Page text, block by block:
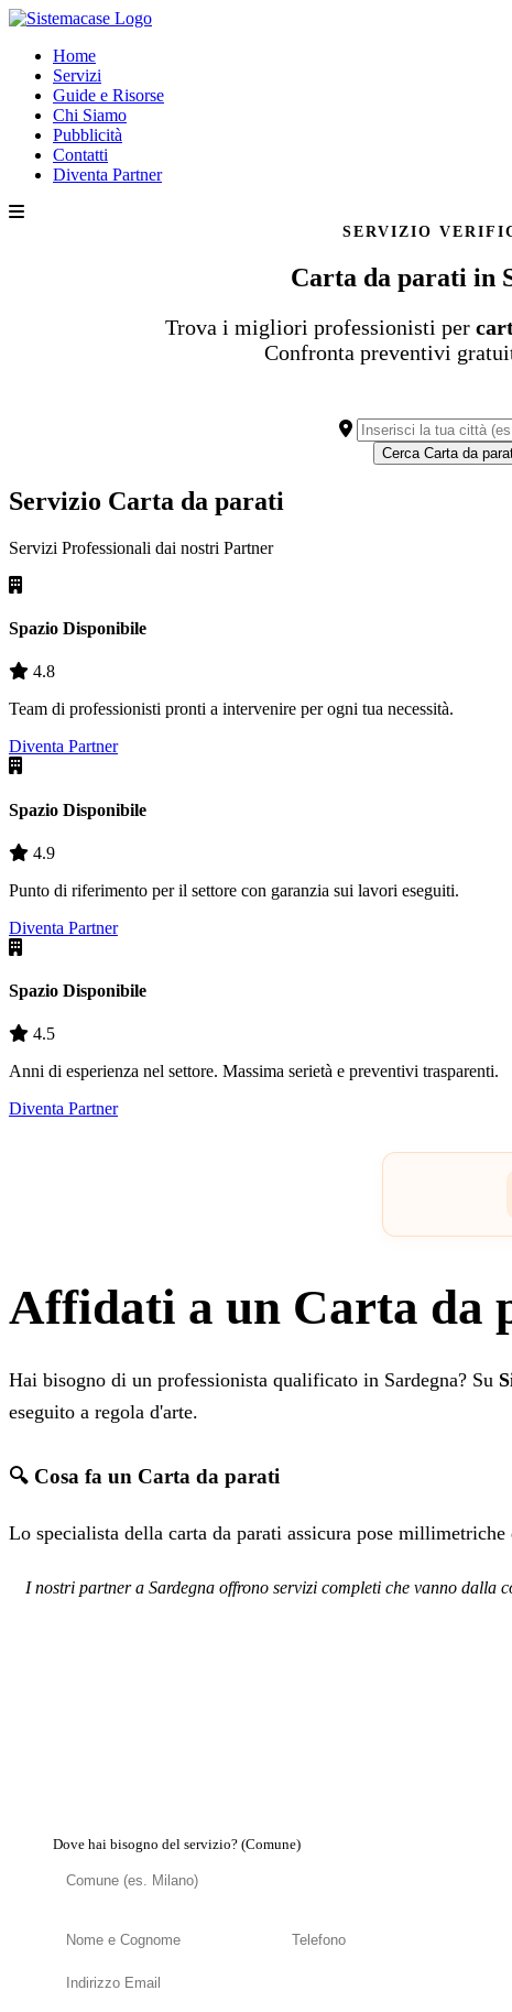
Home
Servizi
Guide e Risorse
Chi Siamo
Pubblicità
Contatti
Diventa Partner
SERVIZIO
Carta da parati in
Trova i migliori professionisti per
Confronta preventivi
Cerca Carta da
Servizio Carta da parati
Servizi Professionali dai nostri Partner
Spazio Disponibile
4.8
Team di professionisti pronti a intervenire per ogni tua necessità.
Diventa Partner
Spazio Disponibile
4.9
Punto di riferimento per il settore con garanzia sui lavori eseguiti.
Diventa Partner
Spazio Disponibile
4.5
Anni di esperienza nel settore. Massima serietà e preventivi trasparenti.
Diventa Partner
Affidati a un Carta da
Hai bisogno di un professionista qualificato in Sardegna? Su
eseguito a regola d'arte.
🔍 Cosa fa un Carta da parati
Lo specialista della carta da parati assicura pose
I nostri partner a Sardegna offrono servizi completi che vanno dalla
Dove hai bisogno del servizio? (Comune)